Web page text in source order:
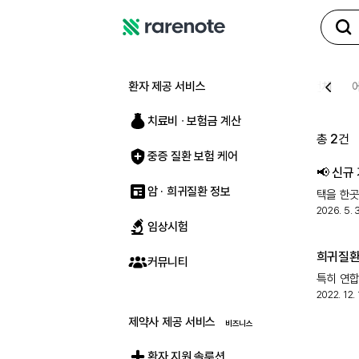
트
환자 제공 서비스
치료비 ∙ 보험금 계산
중증 질환 보험 케어
암 · 희귀질환 정보
임상시험
커뮤니티
제약사 제공 서비스
전체
총 2건
📢 신규
택을 한
정책' 3.
2026. 5.
희귀질
특히 연
지원, 국
2022. 12.